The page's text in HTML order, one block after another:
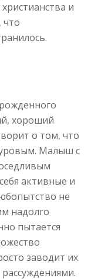
и
что
хороший
о том, что
Малыш с
активные и
не
надолго
пытается
заводит их